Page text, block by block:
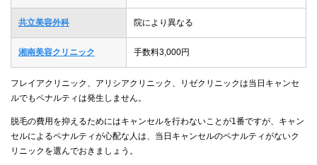
共立美容外科 院により異なる
湘南美容クリニック 手数料3,000円
フレイアクリニック、アリシアクリニック、リゼクリニックは当日キャンセ
ルでもペナルティは発生しません。
脱毛の費用を抑えるためにはキャンセルを行わないことが1番ですが、キャン
セルによるペナルティが心配な人は、当日キャンセルのペナルティがないク
リニックを選んでおきましょう。